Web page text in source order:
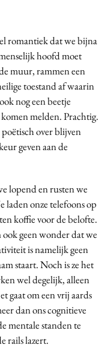
romantiek dat we bijna
hoofd moet
muur, rammen een
toestand af waarin
nog een beetje
melden. Prachtig.
over blijven
geven aan de
lopend en rusten we
onze telefoons op
koffie voor de belofte.
geen wonder dat we
is namelijk geen
staart. Noch is ze het
wel degelijk, alleen
gaat om een vrij aards
dan ons cognitieve
mentale standen te
rails lazert.